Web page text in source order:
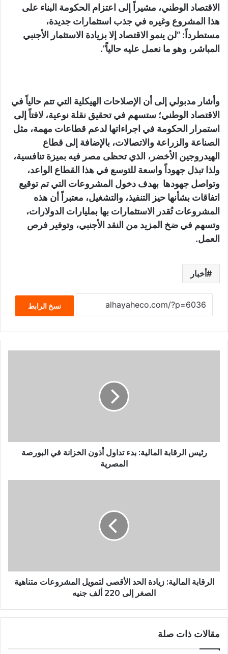
الاقتصاد الوطني، مشيراً إلى اعتزام الحكومة البناء على
هذا المشروع وغيره في جذب استثمارات جديدة،
مستطرداً: “لن ينمو الاقتصاد إلا بزيادة الاستثمار الأجنبي
المباشر، وهو ما نعمل عليه حالياً”.
وأشار مدبولي إلى أن الإصلاحات الهيكلية التي تتم حالياً في
الاقتصاد الوطني؛ ستسهم في تحقيق نقلة نوعية، لافتاً إلى
استمرار الحكومة في اجراءاتها لدعم قطاعات مهمة، مثل
الصناعة والزراعة والاتصالات، بالإضافة إلى قطاع
الهيدروجين الأخضر، الذي تحظى مصر فيه بميزة تنافسية،
ولذا تبذل جهوداً واسعة للتوسع في هذا القطاع الواعد،
وتواصل جهودها بهدف دخول المشروعات التي تم توقيع
اتفاقات بشأنها حيز التنفيذ، والتشغيل، معتبراً أن هذه
المشروعات تُقدر الاستثمارات بها بمليارات الدولارات،
وتسهم في ضخ المزيد من النقد الأجنبي، وتوفير فرص
العمل.
أخبار
نسخ الرابط
رئيس الرقابة المالية: بدء تداول أذون الخزانة في البورصة
المصرية
الرقابة المالية: زيادة الحد الأقصى لتمويل المشروعات متناهية
الصغر إلى 220 ألف جنيه
مقالات ذات صلة